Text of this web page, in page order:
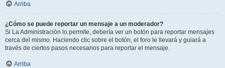
Arriba
¿Cómo se puede reportar un mensaje a un moderador?
Si La Administración lo permite, debería ver un botón para reportar mensajes
cerca del mismo. Haciendo clic sobre el botón, el foro le llevará y guiará a
través de ciertos pasos necesarios para reportar el mensaje.
Arriba